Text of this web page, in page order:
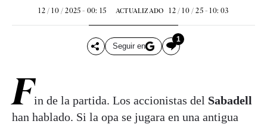
12 / 10 / 2025 - 00: 15 ACTUALIZADO 12 / 10 / 25 - 10: 03
Seguir en
1
Fin de la partida. Los accionistas del Sabadell
han hablado. Si la opa se jugara en una antigua